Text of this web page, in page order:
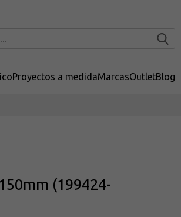
Proyectos a medidaMarcasOutletBlog
(199424-